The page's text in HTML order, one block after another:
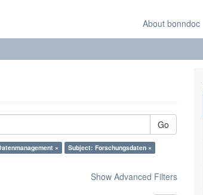
About bonndoc
Go
×
Subject: Forschungsdaten ×
Show Advanced Filters